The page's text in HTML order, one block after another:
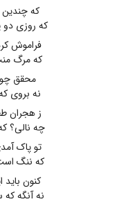
که چندین
که روزی
فراموش
که مرگ
محقق چو
نه بروی
ز هجران
چه نالی؟
تو پاک
که ننگ
کنون
نه آنگه